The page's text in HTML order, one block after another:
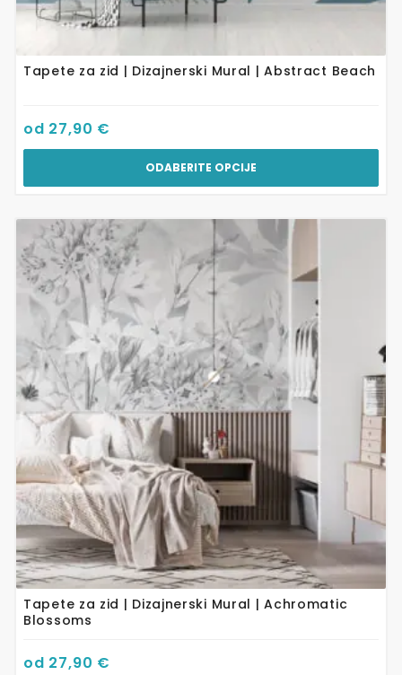
Tapete za zid | Dizajnerski Mural | Abstract Beach
od 27,90 €
ODABERITE OPCIJE
Tapete za zid | Dizajnerski Mural | Achromatic
Blossoms
od 27,90 €
Ovaj
proizvod
ima
više
varijanti.
Opcije
se
mogu
odabrati
na
stranici
proizvoda